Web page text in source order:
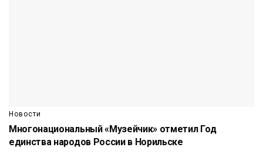
Новости
Многонациональный «Музейчик» отметил Год
единства народов России в Норильске